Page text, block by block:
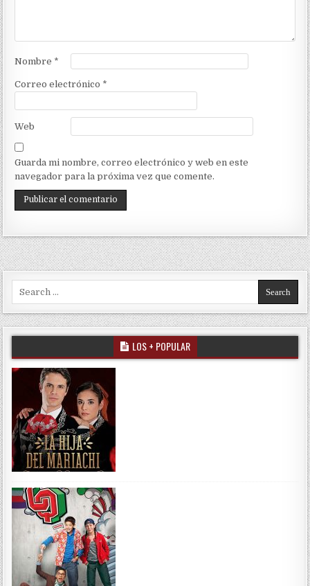
Nombre *
Correo electrónico *
Web
Guarda mi nombre, correo electrónico y web en este
navegador para la próxima vez que comente.
LOS + POPULAR